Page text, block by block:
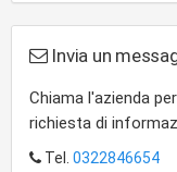
Invia un
Chiama l'azienda
richiesta di
Tel. 0322846654